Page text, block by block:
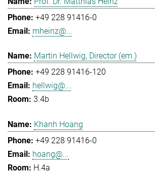
+49 228 91416-0
mheinz@...
Martin Hellwig, Director (em.)
+49 228 91416-120
hellwig@...
3.4b
Khanh Hoang
+49 228 91416-0
hoang@...
H.4a